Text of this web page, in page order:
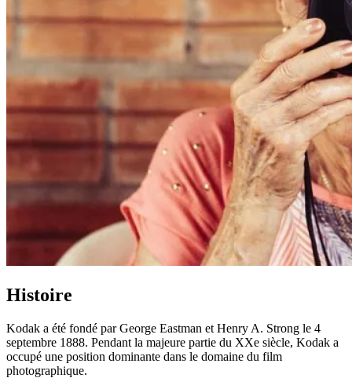
Histoire
Kodak a été fondé par George Eastman et Henry A. Strong le 4
septembre 1888. Pendant la majeure partie du XXe siècle, Kodak a
occupé une position dominante dans le domaine du film
photographique.